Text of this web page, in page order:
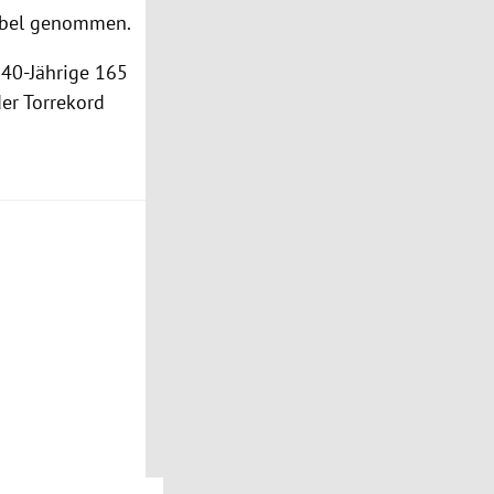
genommen.
Jährige 165
Torrekord